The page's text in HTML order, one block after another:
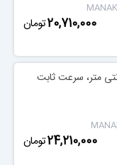
‎20,710,000تومان
‎24,210,000تومان